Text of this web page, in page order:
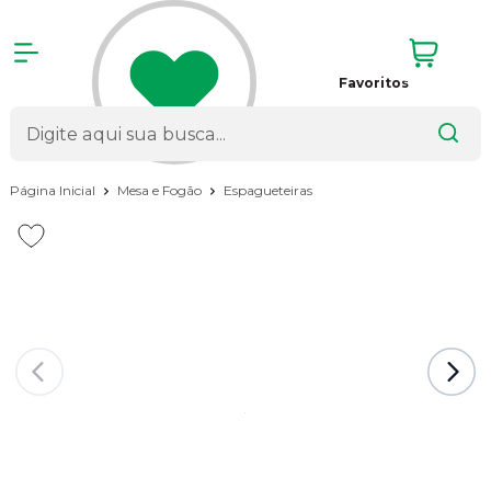
Favoritos
Página Inicial Mesa e Fogão Espagueteiras